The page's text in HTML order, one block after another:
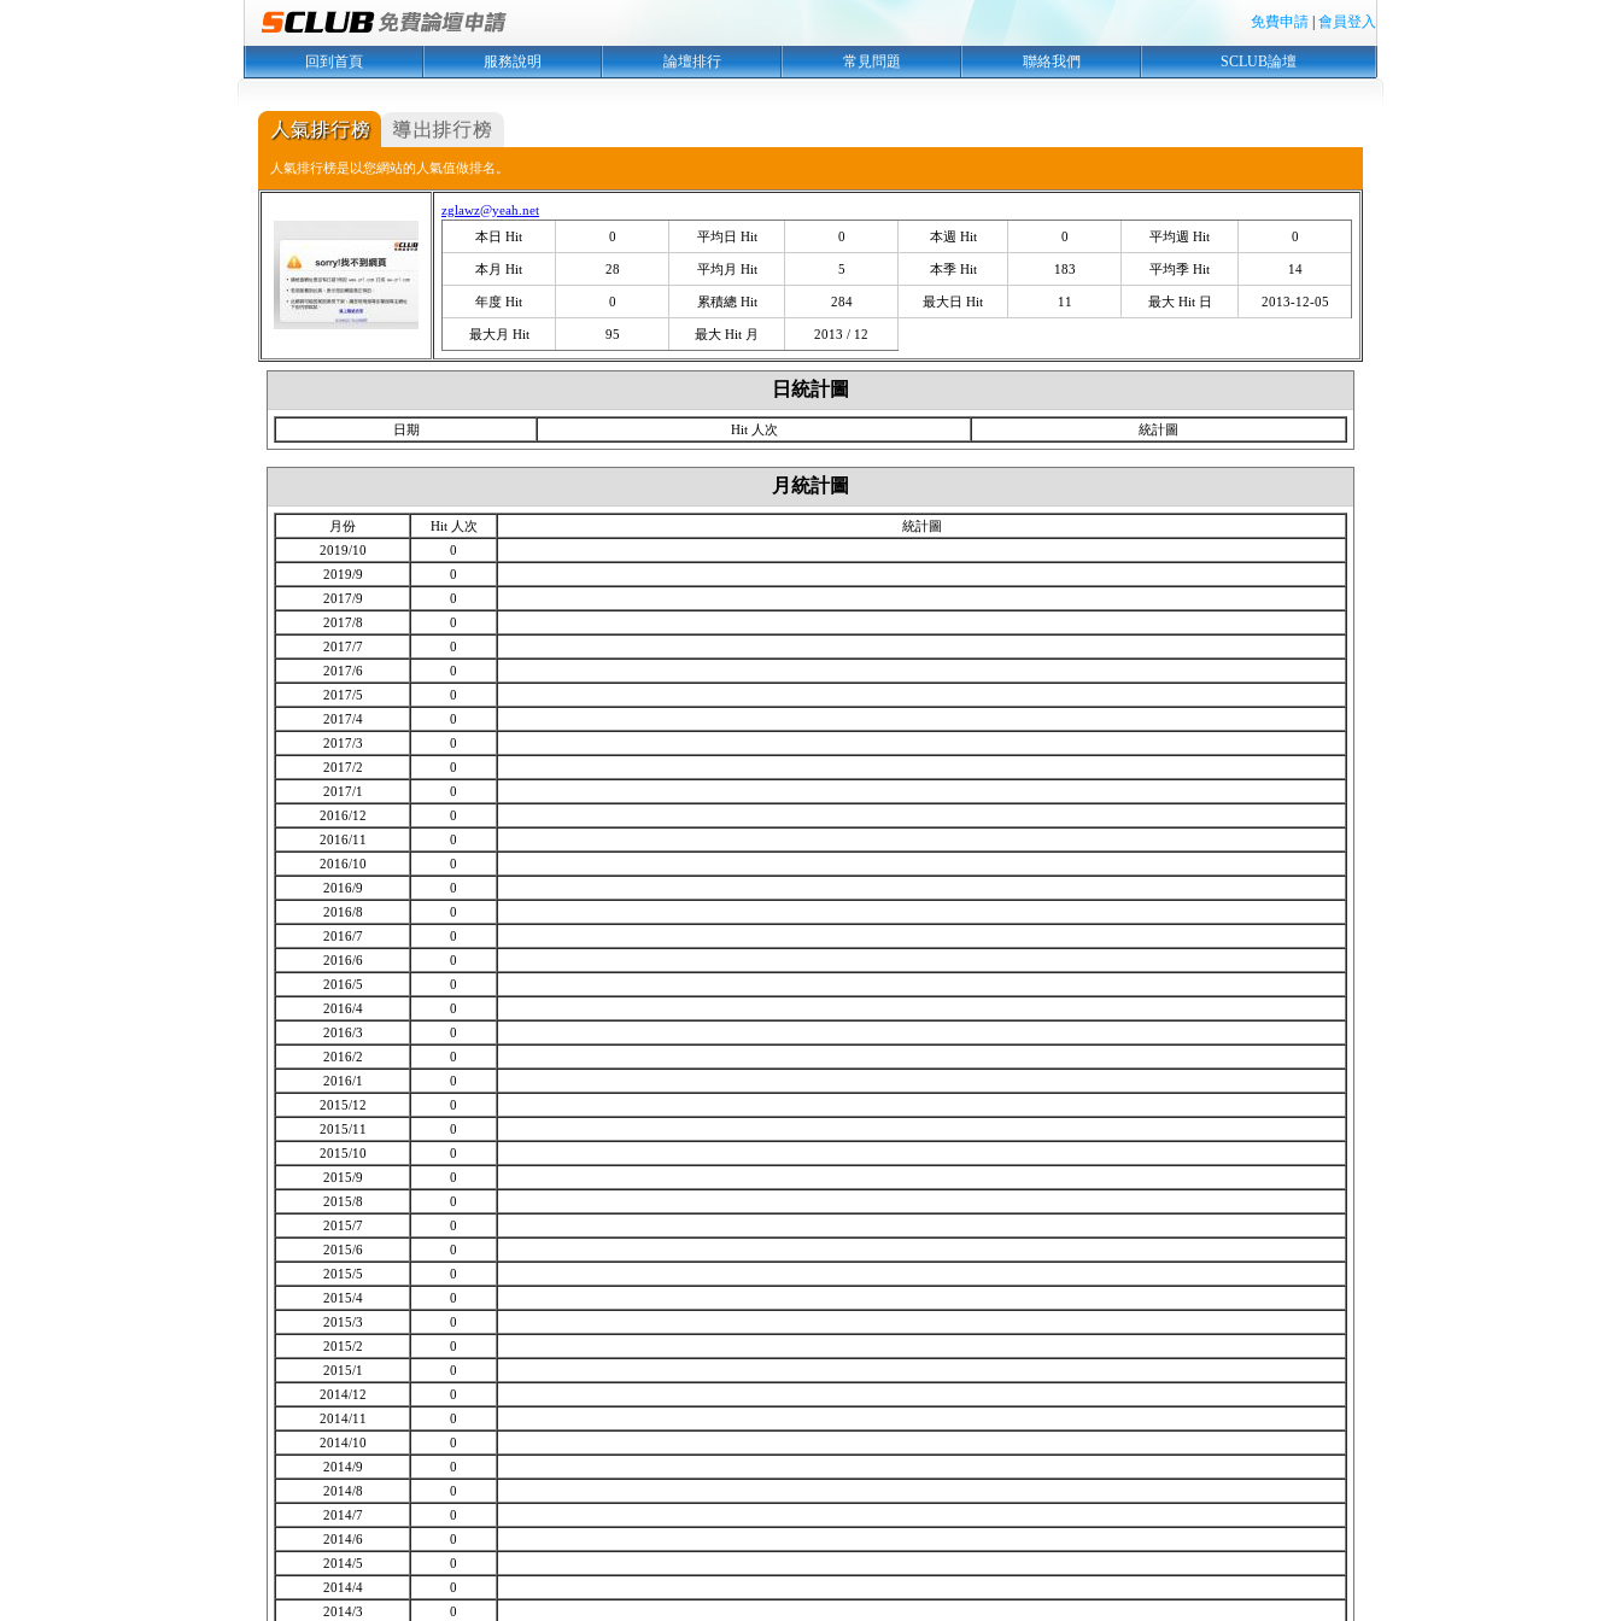
免費申請 會員登入
回到首頁 服務說明 論壇排行 常見問題 聯絡我們 SCLUB論壇
人氣排行榜是以您網站的人氣值做排名。
zglawz@yeah.net
本日 Hit
0 平均日 Hit 0 本週 Hit 0 平均週 Hit 0
本月 Hit 28 平均月 Hit 5 本季 Hit 183 平均季 Hit 14
年度 Hit 0 累積總 Hit 284 最大日 Hit 11 最大 Hit 日 2013-12-05
最大月 Hit 95 最大 Hit 月 2013 / 12
日統計圖
日期 Hit 人次 統計圖
月統計圖
月份 Hit 人次
統計圖
2019/10
0
2019/9
0
2017/9
0
2017/8
0
2017/7
0
2017/6
0
2017/5
0
2017/4
0
2017/3
0
2017/2
0
2017/1
0
2016/12
0
2016/11
0
2016/10
0
2016/9
0
2016/8
0
2016/7
0
2016/6
0
2016/5
0
2016/4
0
2016/3
0
2016/2
0
2016/1
0
2015/12
0
2015/11
0
2015/10
0
2015/9
0
2015/8
0
2015/7
0
2015/6
0
2015/5
0
2015/4
0
2015/3
0
2015/2
0
2015/1
0
2014/12
0
2014/11
0
2014/10
0
2014/9
0
2014/8
0
2014/7
0
2014/6
0
2014/5
0
2014/4
0
2014/3
0